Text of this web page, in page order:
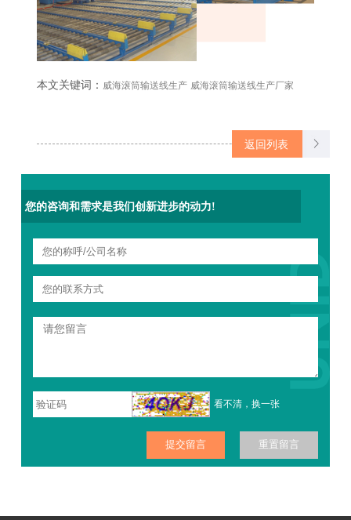
本文关键词： 威海滚筒输送线生产 威海滚筒输送线生产厂家
返回列表
您的咨询和需求是我们创新进步的动力!
看不清，换一张